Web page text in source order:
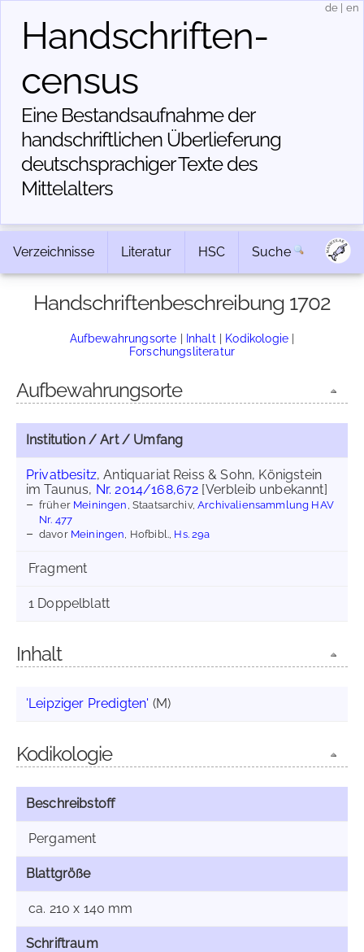
Handschriften­
census
Eine Bestandsaufnahme der
handschriftlichen Über­lieferung
deutschsprachiger Texte des
Mittelalters
de en
Verzeichnisse Literatur HSC Suche
Handschriftenbeschreibung 1702
Aufbewahrungsorte | Inhalt | Kodikologie |
Forschungsliteratur
Aufbewahrungsorte
Institution / Art / Umfang
Privatbesitz, Antiquariat Reiss & Sohn, Königstein
im Taunus, Nr. 2014/168,672 [Verbleib unbekannt]
früher Meiningen , Staatsarchiv,Archivaliensammlung HAV
Nr. 477
davor Meiningen , Hofbibl., Hs. 29a
Fragment
1 Doppelblatt
Inhalt
'Leipziger Predigten' (M)
Kodikologie
Beschreibstoff
Pergament
Blattgröße
ca. 210 x 140 mm
Schriftraum